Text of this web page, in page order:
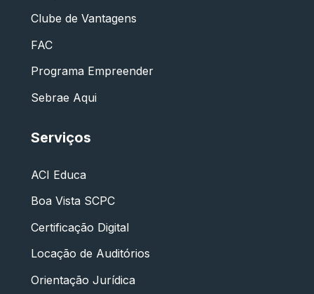
Clube de Vantagens
FAC
Programa Empreender
Sebrae Aqui
Serviços
ACI Educa
Boa Vista SCPC
Certificação Digital
Locação de Auditórios
Orientação Jurídica